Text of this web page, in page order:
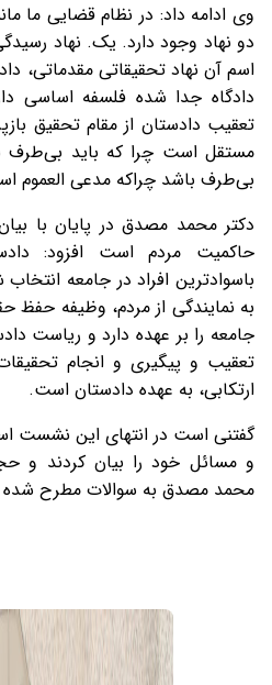
وی ادامه داد: در نظام قضایی ما
دو نهاد وجود دارد. یک. نهاد
اسم آن نهاد تحقیقاتی مقدماتی،
دادگاه جدا شده فلسفه اساسی
تعقیب دادستان از مقام تحقیق
مستقل است چرا که باید بی‌طرف
بی‌طرف باشد چراکه مدعی العموم
دکتر محمد مصدق در پایان با
حاکمیت مردم است افزود:
باسوادترین افراد در جامعه
به نمایندگی از مردم، وظیفه
جامعه را بر عهده دارد و ریاست
تعقیب و پیگیری و انجام
ارتکابی، به عهده دادستان است.
گفتنی است در انتهای این نشست
و مسائل خود را بیان کردند و
محمد مصدق به سوالات مطرح شده